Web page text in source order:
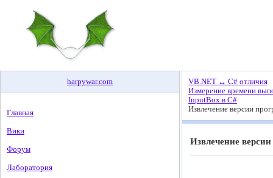
harpywar.com
Главная
Вики
Форум
Лаборатория
VB.NET ↔ C# отличия
Измерение времени
InputBox в C#
Извлечение версии
Извлечение